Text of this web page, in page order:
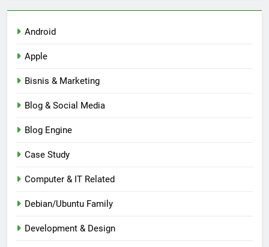
Android
Apple
Bisnis & Marketing
Blog & Social Media
Blog Engine
Case Study
Computer & IT Related
Debian/Ubuntu Family
Development & Design